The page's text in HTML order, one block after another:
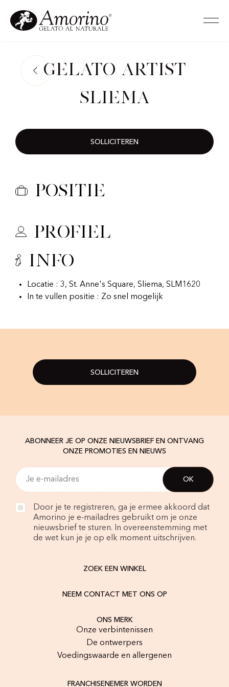
Gelato Artist
Sliema
SOLLICITEREN
Positie
Profiel
Info
Locatie : 3, St. Anne's Square, Sliema, SLM1620
In te vullen positie : Zo snel mogelijk
SOLLICITEREN
ABONNEER JE OP ONZE NIEUWSBRIEF EN ONTVANG
ONZE PROMOTIES EN NIEUWS
Door je te registreren, ga je ermee akkoord dat
Amorino je e-mailadres gebruikt om je onze
nieuwsbrief te sturen. In overeenstemming met
de wet kun je je op elk moment uitschrijven.
ZOEK EEN WINKEL
NEEM CONTACT MET ONS OP
ONS MERK
Onze verbintenissen
De ontwerpers
Voedingswaarde en allergenen
FRANCHISENEMER WORDEN